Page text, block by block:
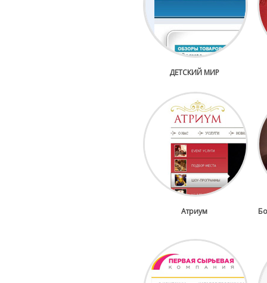
ДЕТСКИЙ МИР
Атриум